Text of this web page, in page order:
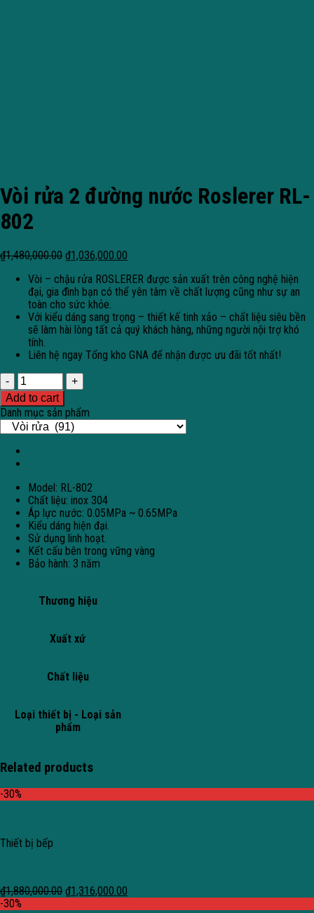
Vòi rửa 2 đường nước Roslerer RL-
802
₫1,480,000.00 ₫1,036,000.00
Vòi – chậu rửa ROSLERER được sản xuất trên công nghệ hiện
đại, gia đình bạn có thể yên tâm về chất lượng cũng như sự an
toàn cho sức khỏe.
Với kiểu dáng sang trọng – thiết kế tinh xảo – chất liệu siêu bền
sẽ làm hài lòng tất cả quý khách hàng, những người nội trợ khó
tính.
Liên hệ ngay Tổng kho GNA để nhận được ưu đãi tốt nhất!
Quantity
Add to cart
Danh mục sản phẩm
Model: RL-802
Chất liệu: inox 304
Áp lực nước: 0.05MPa ~ 0.65MPa
Kiểu dáng hiện đại.
Sử dụng linh hoạt.
Kết cấu bên trong vững vàng
Bảo hành: 3 năm
Thương hiệu
Xuất xứ
Chất liệu
Loại thiết bị - Loại sản
phẩm
Related products
-30%
Thiết bị bếp
₫1,880,000.00 ₫1,316,000.00
-30%